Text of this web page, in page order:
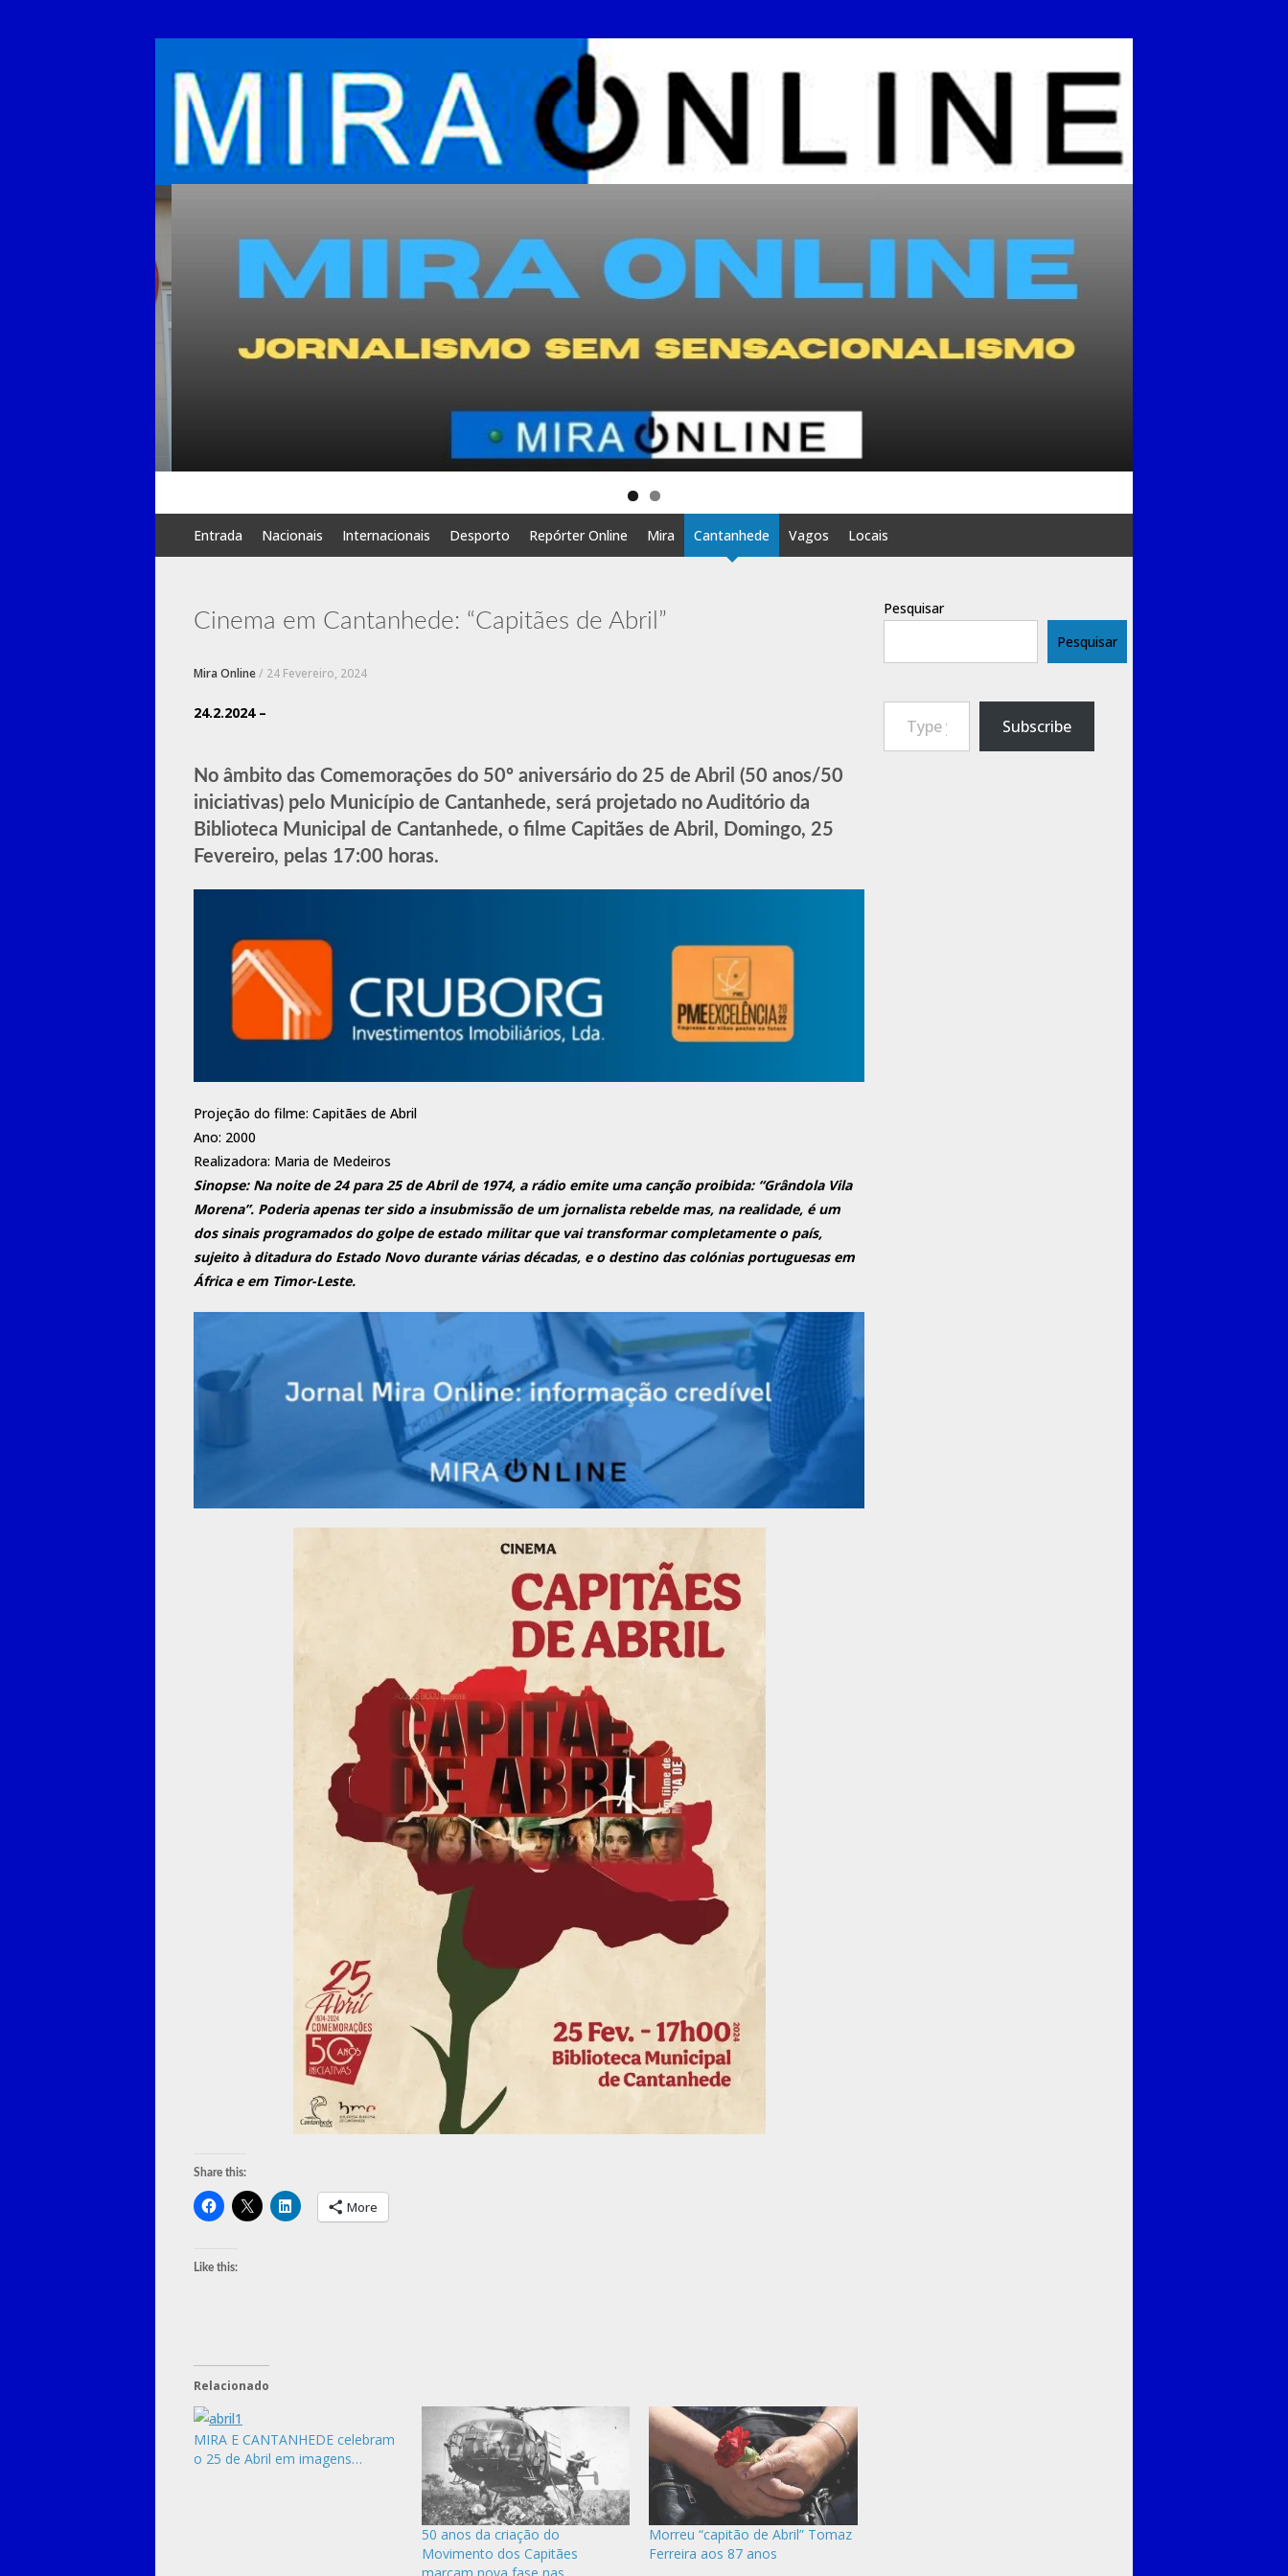
to
Entrada Nacionais Internacionais Desporto Repórter Online Mira Cantanhede Vagos Locais
Cinema em Cantanhede: “Capitães de Abril”
Mira Online/ 24 Fevereiro, 2024
24.2.2024 –
No âmbito das Comemorações do 50º aniversário do 25 de Abril (50 anos/50
iniciativas) pelo Município de Cantanhede, será projetado no Auditório da
Biblioteca Municipal de Cantanhede, o filme Capitães de Abril, Domingo, 25
Fevereiro, pelas 17:00 horas.
Projeção do filme: Capitães de Abril
Ano: 2000
Realizadora: Maria de Medeiros
Sinopse: Na noite de 24 para 25 de Abril de 1974, a rádio emite uma canção proibida: “Grândola Vila
Morena”. Poderia apenas ter sido a insubmissão de um jornalista rebelde mas, na realidade, é um
dos sinais programados do golpe de estado militar que vai transformar completamente o país,
sujeito à ditadura do Estado Novo durante várias décadas, e o destino das colónias portuguesas em
África e em Timor-Leste.
Share this:
More
Like this:
Relacionado
MIRA E CANTANHEDE celebram
o 25 de Abril em imagens…
50 anos da criação do
Movimento dos Capitães
Morreu “capitão de Abril” Tomaz
Ferreira aos 87 anos
Pesquisar
Pesquisar
Type your email…
Subscribe